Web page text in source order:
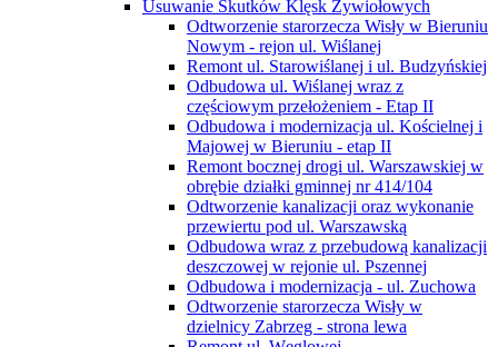
Usuwanie Skutków Klęsk Żywiołowych
Odtworzenie starorzecza Wisły w Bieruniu
Nowym - rejon ul. Wiślanej
Remont ul. Starowiślanej i ul. Budzyńskiej
Odbudowa ul. Wiślanej wraz z
częściowym przełożeniem - Etap II
Odbudowa i modernizacja ul. Kościelnej i
Majowej w Bieruniu - etap II
Remont bocznej drogi ul. Warszawskiej w
obrębie działki gminnej nr 414/104
Odtworzenie kanalizacji oraz wykonanie
przewiertu pod ul. Warszawską
Odbudowa wraz z przebudową kanalizacji
deszczowej w rejonie ul. Pszennej
Odbudowa i modernizacja - ul. Zuchowa
Odtworzenie starorzecza Wisły w
dzielnicy Zabrzeg - strona lewa